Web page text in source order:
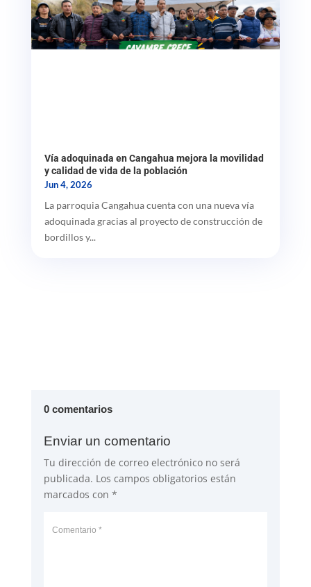
Vía adoquinada en Cangahua mejora la movilidad
y calidad de vida de la población
Jun 4, 2026
La parroquia Cangahua cuenta con una nueva vía
adoquinada gracias al proyecto de construcción de
bordillos y...
0 comentarios
Enviar un comentario
Tu dirección de correo electrónico no será
publicada. Los campos obligatorios están
marcados con *